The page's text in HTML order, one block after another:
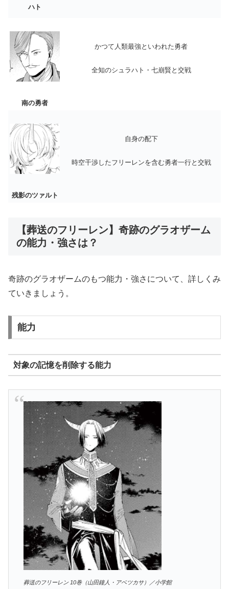
ハト
南の勇者
かつて人類最強といわれた勇者
全知のシュラハト・七崩賢と交戦
残影のツァルト
自身の配下
時空干渉したフリーレンを含む勇者一行と交戦
【葬送のフリーレン】奇跡のグラオザーム
の能力・強さは？
奇跡のグラオザームのもつ能力・強さについて、詳しくみ
ていきましょう。
能力
対象の記憶を削除する能力
葬送のフリーレン 10巻（山田鐘人・アベツカサ）／小学館